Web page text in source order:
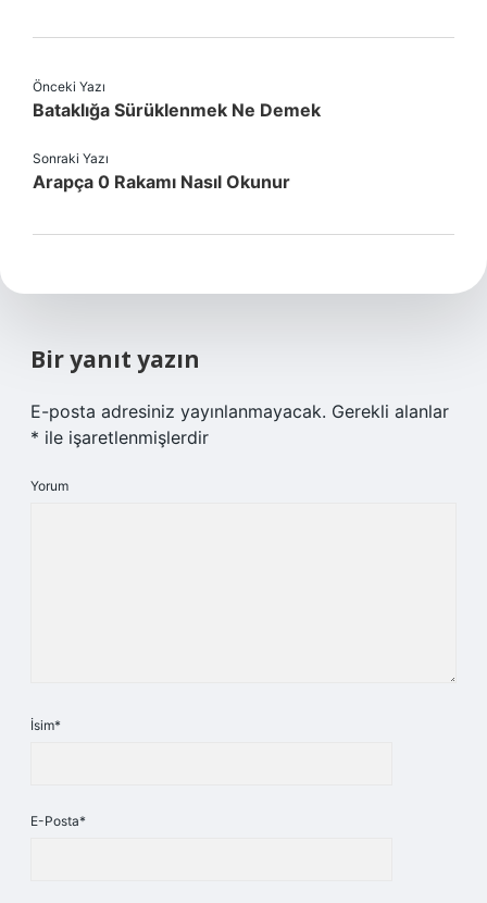
Önceki Yazı
Bataklığa Sürüklenmek Ne Demek
Sonraki Yazı
Arapça 0 Rakamı Nasıl Okunur
Bir yanıt yazın
E-posta adresiniz yayınlanmayacak. Gerekli alanlar
* ile işaretlenmişlerdir
Yorum
İsim*
E-Posta*